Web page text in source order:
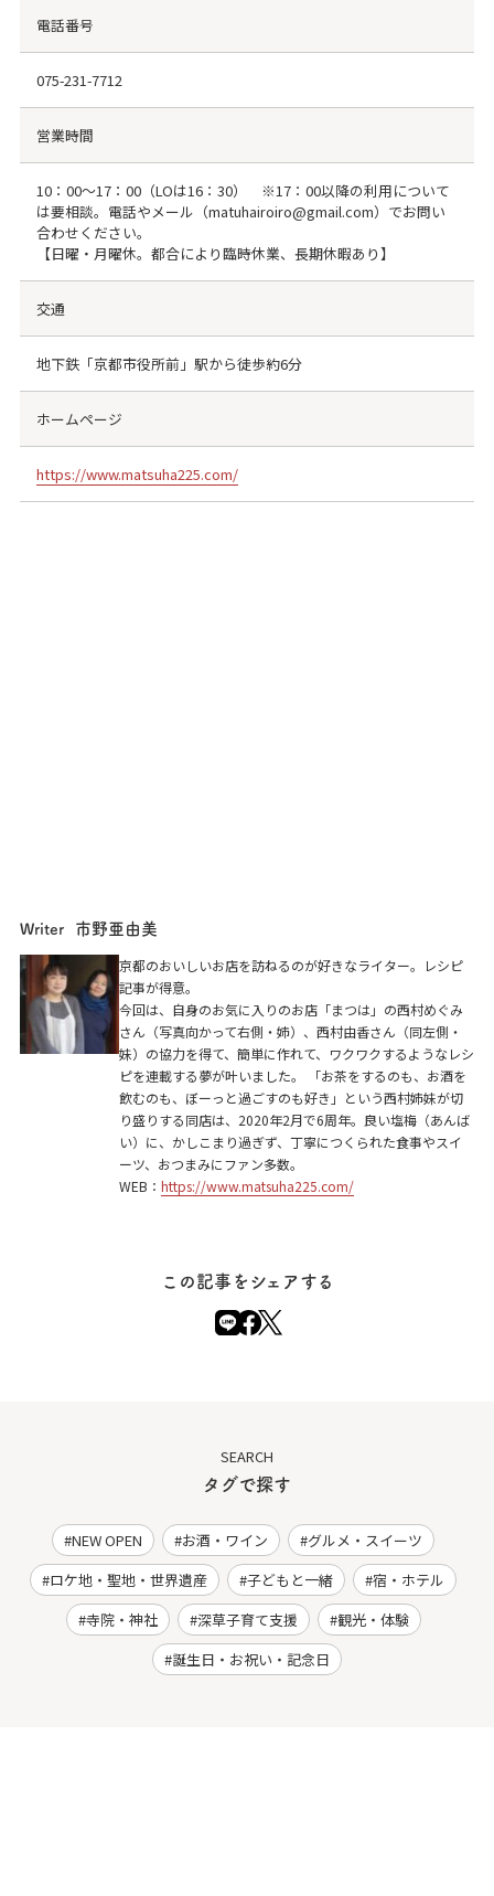
電話番号
075-231-7712
営業時間
10：00～17：00（LOは16：30） ※17：00以降の利用について
は要相談。電話やメール（matuhairoiro@gmail.com）でお問い
合わせください。
【日曜・月曜休。都合により臨時休業、長期休暇あり】
交通
地下鉄「京都市役所前」駅から徒歩約6分
ホームページ
https://www.matsuha225.com/
Writer 市野亜由美
京都のおいしいお店を訪ねるのが好きなライター。レシピ
記事が得意。
今回は、自身のお気に入りのお店「まつは」の西村めぐみ
さん（写真向かって右側・姉）、西村由香さん（同左側・
妹）の協力を得て、簡単に作れて、ワクワクするようなレシ
ピを連載する夢が叶いました。 「お茶をするのも、お酒を
飲むのも、ぼーっと過ごすのも好き」という西村姉妹が切
り盛りする同店は、2020年2月で6周年。良い塩梅（あんば
い）に、かしこまり過ぎず、丁寧につくられた食事やスイ
ーツ、おつまみにファン多数。
WEB： https://www.matsuha225.com/
この記事をシェアする
SEARCH
タグで探す
NEW OPEN お酒・ワイン
グルメ・スイーツ
ロケ地・聖地・世界遺産
子どもと一緒
宿・ホテル
寺院・神社
深草子育て支援
観光・体験
誕生日・お祝い・記念日